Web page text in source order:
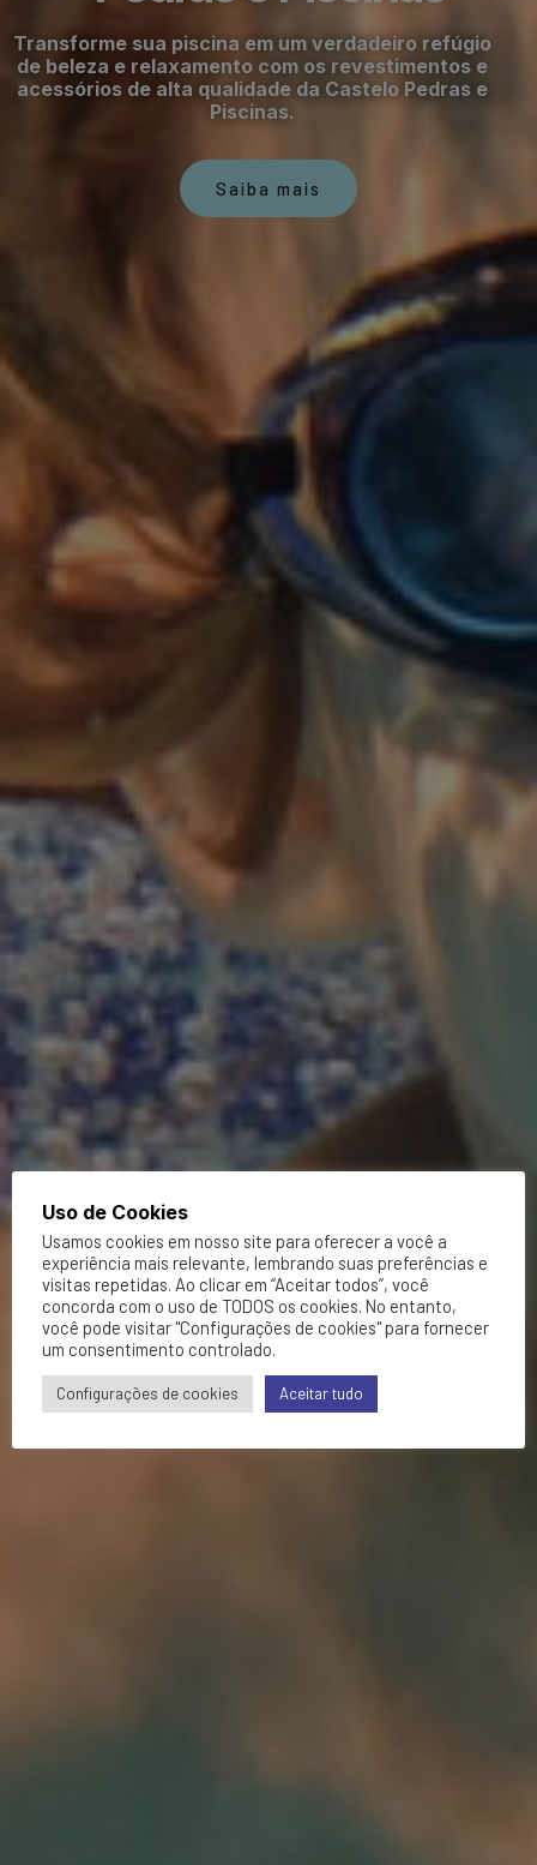
Transforme sua piscina em um verdadeiro refúgio
de beleza e relaxamento com os revestimentos e
acessórios de alta qualidade da Castelo Pedras e
Piscinas.
Saiba mais
Uso de Cookies
Usamos cookies em nosso site para oferecer a você a
experiência mais relevante, lembrando suas preferências e
visitas repetidas. Ao clicar em “Aceitar todos”, você
concorda com o uso de TODOS os cookies. No entanto,
você pode visitar "Configurações de cookies" para fornecer
um consentimento controlado.
Configurações de cookies Aceitar tudo